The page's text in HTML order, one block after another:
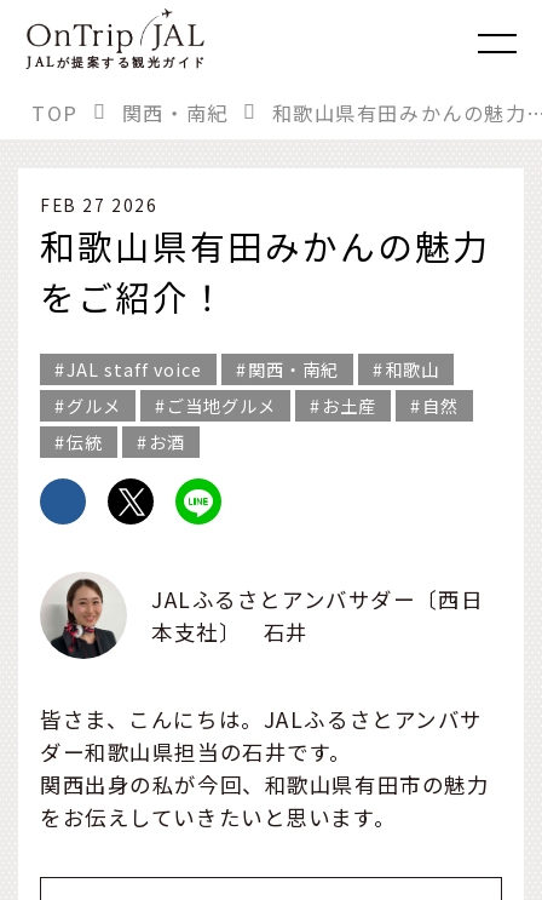
JALが提案する観光ガイド
TOP 関西・南紀 和歌山県有田みか
FEB 27 2026
和歌山県有田みかんの魅力
をご紹介！
JAL staff voice 関西・南紀
和歌山
グルメ
ご当地グルメ お土産
自然
伝統
お酒
JALふるさとアンバサダー〔西日
本支社〕 石井
皆さま、こんにちは。JALふるさとアンバサ
ダー和歌山県担当の石井です。
関西出身の私が今回、和歌山県有田市の魅力
をお伝えしていきたいと思います。